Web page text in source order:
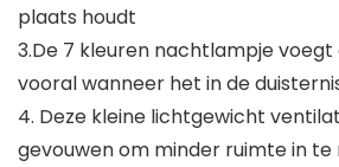
plaats houdt
3.De 7 kleuren nachtlampje
vooral wanneer het in de
4. Deze kleine lichtgewicht
gevouwen om minder ruimte in te